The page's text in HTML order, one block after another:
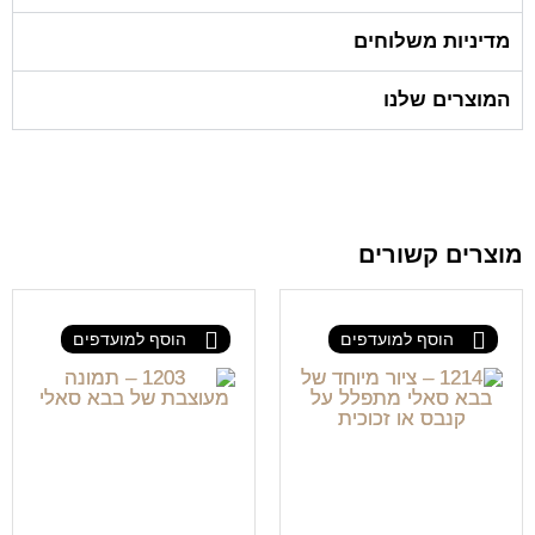
מדיניות משלוחים
המוצרים שלנו
מוצרים קשורים
הוסף למועדפים הוסף למועדפים